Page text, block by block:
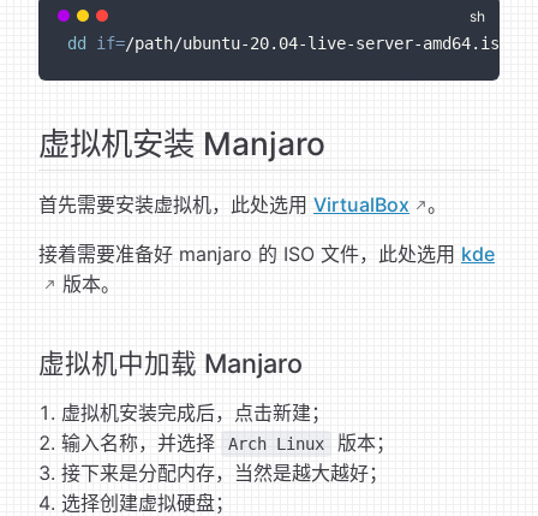
dd if=/path/ubuntu-20.04-live-server-amd64.iso
虚拟机安装 Manjaro
首先需要安装虚拟机，此处选用 VirtualBox 。
接着需要准备好 manjaro 的 ISO 文件，此处选用 kde
版本。
虚拟机中加载 Manjaro
虚拟机安装完成后，点击新建；
输入名称，并选择
Arch Linux
版本；
接下来是分配内存，当然是越大越好；
选择创建虚拟硬盘；